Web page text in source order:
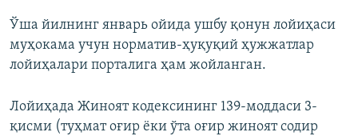
Ўша йилнинг январь ойида ушбу қонун лойиҳаси
муҳокама учун норматив-ҳуқуқий ҳужжатлар
лойиҳалари порталига ҳам жойланган.
Лойиҳада Жиноят кодексининг 139-моддаси 3-
қисми (туҳмат оғир ёки ўта оғир жиноят содир